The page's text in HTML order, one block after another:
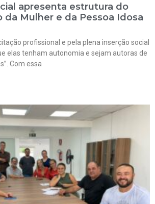
apresenta estrutura do
da Mulher e da Pessoa Idosa
profissional e pela plena inserção social
elas tenham autonomia e sejam autoras de
Com essa